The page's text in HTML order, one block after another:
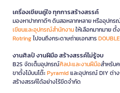
เครื่องเขียนคู่ใจ ทุกการสร้างสรรค์
มองหาปากกาดีๆ ดินสอหลากหลาย หรืออุปกร
เขียนและอุปกรณ์สำนักงานให้เลือกมากมาย
Rotringไปจนถึงกระดาษถ่ายเอกสาร
งานศิลป์ งานฝีมือ สร้างสรรค์ไม่รู้จบ
B2S จัดเต็มอุปกรณ์ศิลปะและงานฝีมือสำหรับ
ขาตั้งไม้บนโต๊ะPyramidและอุปกรณ์ DIY ต่า
สร้างสรรค์ได้อย่างไร้ขีดจำกัด